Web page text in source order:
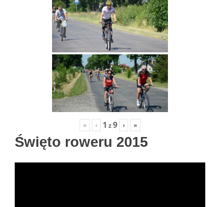
« ‹ 1 z9 › »
Święto roweru 2015